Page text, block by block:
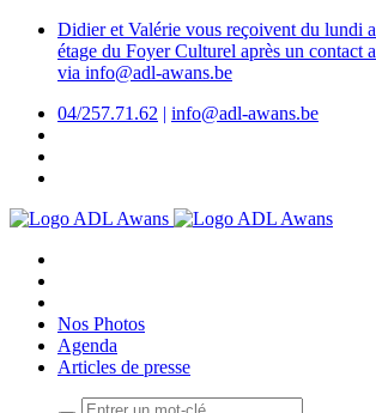
Didier et Valérie vous reçoivent du lundi
étage du Foyer Culturel après un contact
via info@adl-awans.be
04/257.71.62 | info@adl-awans.be
Nos Photos
Agenda
Articles de presse